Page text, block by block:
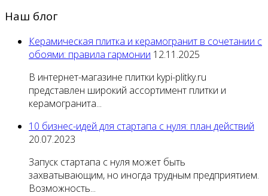
Наш блог
Керамическая плитка и керамогранит в сочетании с
обоями: правила гармонии 12.11.2025
В интернет-магазине плитки kypi-plitky.ru
представлен широкий ассортимент плитки и
керамогранита...
10 бизнес-идей для стартапа с нуля: план действий
20.07.2023
Запуск стартапа с нуля может быть
захватывающим, но иногда трудным предприятием.
Возможность...